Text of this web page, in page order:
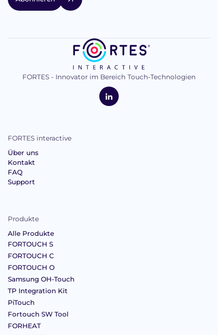
logo
Interactive
FORTES - Innovator im Bereich Touch-Technologien
LinkedIn
FORTES interactive
Über uns
Kontakt
FAQ
Support
Produkte
Alle Produkte
FORTOUCH S
FORTOUCH C
FORTOUCH O
Samsung OH-Touch
TP Integration Kit
PiTouch
Fortouch SW Tool
FORHEAT